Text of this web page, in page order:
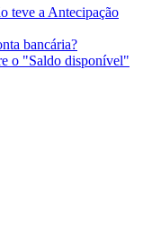
teve a Antecipação
bancária?
o "Saldo disponível"